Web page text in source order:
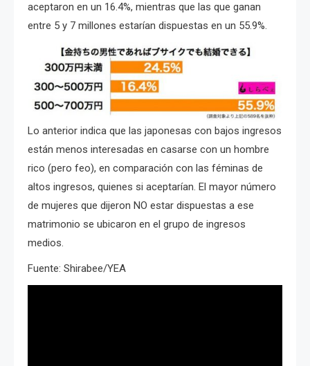
aceptaron en un 16.4%, mientras que las que ganan
entre 5 y 7 millones estarían dispuestas en un 55.9%.
Lo anterior indica que las japonesas con bajos ingresos
están menos interesadas en casarse con un hombre
rico (pero feo), en comparación con las féminas de
altos ingresos, quienes si aceptarían. El mayor número
de mujeres que dijeron NO estar dispuestas a ese
matrimonio se ubicaron en el grupo de ingresos
medios.
Fuente: Shirabee/YEA